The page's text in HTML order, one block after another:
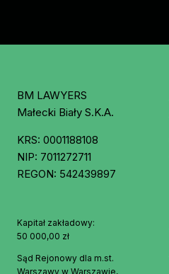
BM LAWYERS
Małecki Biały S.K.A.
KRS: 0001188108
NIP: 7011272711
REGON: 542439897
Kapitał zakładowy:
50 000,00 zł
Sąd Rejonowy dla m.st.
Warszawy w Warszawie,